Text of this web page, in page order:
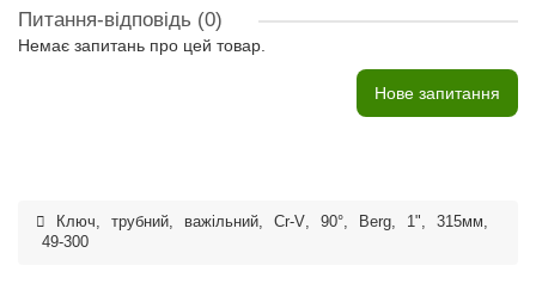
Питання-відповідь (0)
Немає запитань про цей товар.
Нове запитання
Ключ, трубний, важільний, Cr-V, 90°, Berg, 1", 315мм,
49-300